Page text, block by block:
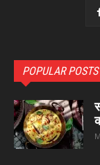
POPULAR POSTS